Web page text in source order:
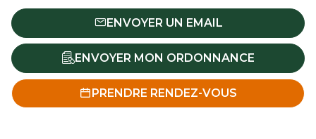
ENVOYER UN EMAIL
ENVOYER MON ORDONNANCE
PRENDRE RENDEZ-VOUS